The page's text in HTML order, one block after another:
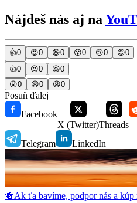
Nájdeš nás aj na
👍0 😍0 😆0 😮0 😢0 😡0
👍0 😍0 😆0
😮0 😢0 😡0
Posuň ďalej
Facebook
X (Twitter)Threads
Telegram LinkedIn
🍻Ak ťa bavíme, podpor nás a kúp